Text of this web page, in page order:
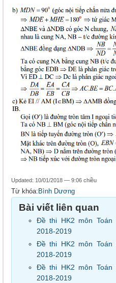
Updated: 10/01/2018 — 9:06 chiều
Từ khóa: Bình Dương
Bài viết liên quan
Đề thi HK2 môn
2018-2019
Đề thi HK2 môn
2018-2019
Đề thi HK2 môn
2018-2019